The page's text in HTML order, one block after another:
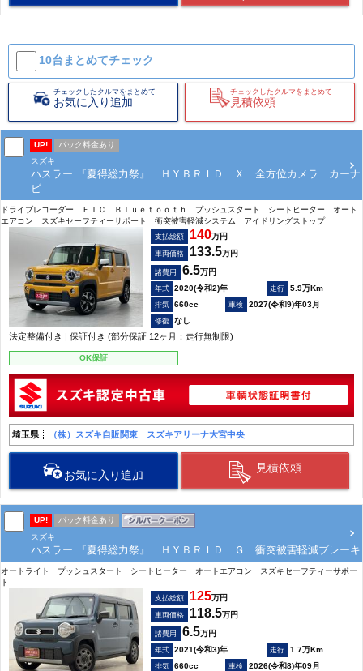
10台まとめてチェック
チェックしたクルマをまとめて
お気に入り追加
チェックしたクルマをまとめて
見積依頼
UP!
パック料金あり
スズキ
ハスラー 『夏得総力祭』 ＨＹＢＲＩＤ Ｘ 全方位カメラ カーナ
ビ
ドライブレコーダー ＥＴＣ Ｂｌｕｅｔｏｏｔｈ プッシュスタート シートヒーター オート
エアコン スズキセーフティーサポート 衝突被害軽減システム アイドリングストップ
支払総額 140万円
車両価格 133.5万円
諸費用 6.5万円
2020(令和2)年
5.9万Km
660cc
2027(令和9)年03月
なし
法定整備付き | 保証付き (部分保証 12ヶ月：走行無制限)
OK保証
埼玉県 （株）スズキ自販関東 スズキアリーナ大宮中央
お気に入り追加
見積依頼
UP!
パック料金あり
スズキ
ハスラー 『夏得総力祭』 ＨＹＢＲＩＤ Ｇ 衝突被害軽減ブレーキ
オートライト プッシュスタート シートヒーター オートエアコン スズキセーフティーサポー
ト
支払総額 125万円
車両価格 118.5万円
諸費用 6.5万円
2021(令和3)年
1.7万Km
660cc
2026(令和8)年09月